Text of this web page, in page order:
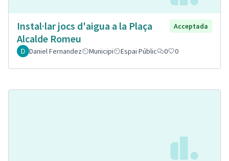
Instal·lar jocs d'aigua a la Plaça
Alcalde Romeu
Acceptada
Daniel Fernandez Municipi Espai Públic 0 0